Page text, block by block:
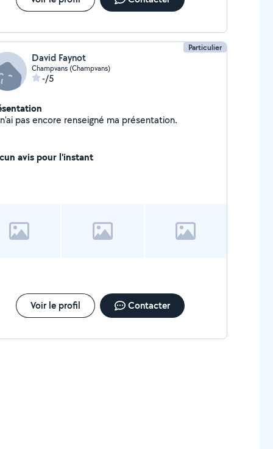
Particulier
David Faynot
Champvans (Champvans)
-/5
Je n'ai pas encore renseigné ma présentation.
avis pour l'instant
Voir le profil Contacter